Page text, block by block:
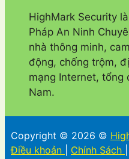
HighMark Security
Pháp An Ninh
nhà thông minh,
động, chống trộm,
mạng Internet,
Nam.
Copyright © 2026 ©
Điều khoản
Chính Sách